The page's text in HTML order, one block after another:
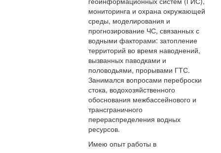
мониторинга и охрана окружающей
среды, моделирования и
прогнозирование ЧС, связанных с
водными факторами: затопление
территорий во время наводнений,
вызванных паводками и
половодьями, прорывами ГТС.
Занимался вопросами переброски
стока, водохозяйственного
обоснования межбассейнового и
трансграничного
перераспределения водных
ресурсов.
Имею опыт работы в